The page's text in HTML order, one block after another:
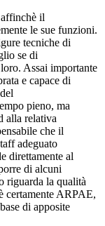
il
le sue funzioni.
tecniche di
se di
Assai importante
e capace di
pieno, ma
alla relativa
che il
adeguato
direttamente al
di alcuni
riguarda la qualità
certamente ARPAE,
di apposite